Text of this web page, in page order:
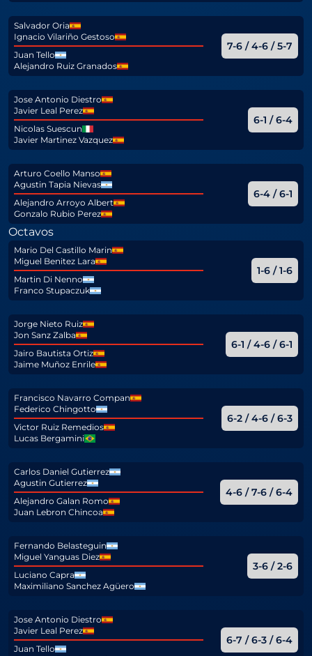
Salvador Oria
Ignacio Vilariño Gestoso
Juan Tello
Alejandro Ruiz Granados
7-6 / 4-6 / 5-7
Jose Antonio Diestro
Javier Leal Perez
Nicolas Suescun
Javier Martinez Vazquez
6-1 / 6-4
Arturo Coello Manso
Agustin Tapia Nievas
Alejandro Arroyo Albert
Gonzalo Rubio Perez
6-4 / 6-1
Octavos
Mario Del Castillo Marin
Miguel Benitez Lara
Martin Di Nenno
Franco Stupaczuk
1-6 / 1-6
Jorge Nieto Ruiz
Jon Sanz Zalba
Jairo Bautista Ortiz
Jaime Muñoz Enrile
6-1 / 4-6 / 6-1
Francisco Navarro Compan
Federico Chingotto
Victor Ruiz Remedios
Lucas Bergamini
6-2 / 4-6 / 6-3
Carlos Daniel Gutierrez
Agustin Gutierrez
Alejandro Galan Romo
Juan Lebron Chincoa
4-6 / 7-6 / 6-4
Fernando Belasteguin
Miguel Yanguas Diez
Luciano Capra
Maximiliano Sanchez Agüero
3-6 / 2-6
Jose Antonio Diestro
Javier Leal Perez
Juan Tello
6-7 / 6-3 / 6-4